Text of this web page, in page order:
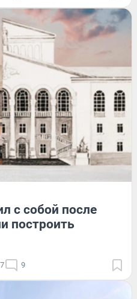
с собой после
построить
9